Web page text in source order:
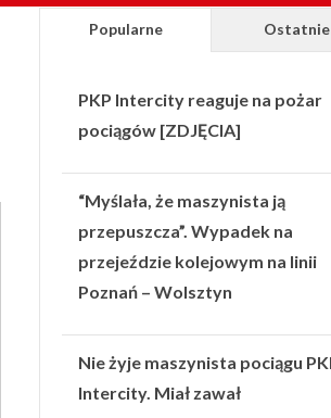
Popularne Ostatnie
PKP Intercity reaguje na pożar
pociągów [ZDJĘCIA]
“Myślała, że maszynista ją
przepuszcza”. Wypadek na
przejeździe kolejowym na linii
Poznań – Wolsztyn
Nie żyje maszynista pociągu
Intercity. Miał zawał